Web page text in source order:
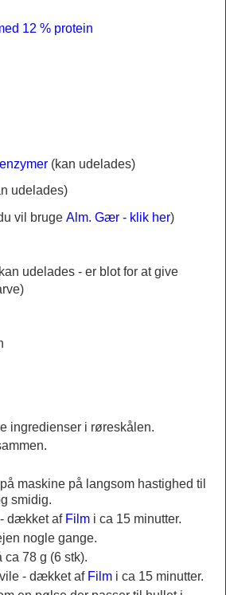
12 % protein
(kan udelades)
udelades)
vil bruge Alm. Gær - klik her)
udelades - er blot for at give
ingredienser i røreskålen.
maskine på langsom hastighed til
smidig.
dækket af Film i ca 15 minutter.
nogle gange.
ca 78 g (6 stk).
- dækket af Film i ca 15 minutter.